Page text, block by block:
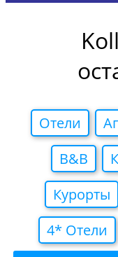
Отели
B&B
Курорты
4* Отели